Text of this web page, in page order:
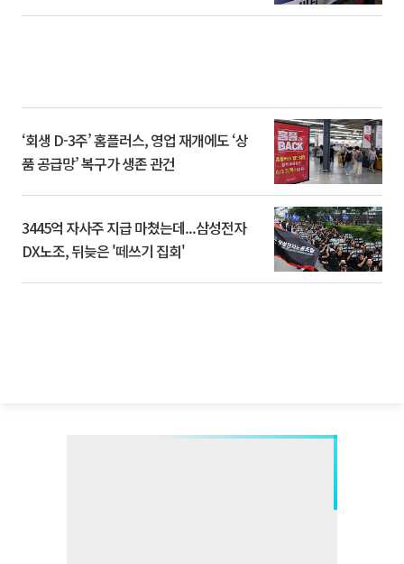
‘회생 D-3주’ 홈플러스, 영업 재개에도 ‘상
품 공급망’ 복구가 생존 관건
3445억 자사주 지급 마쳤는데...삼성전자
DX노조, 뒤늦은 '떼쓰기 집회'